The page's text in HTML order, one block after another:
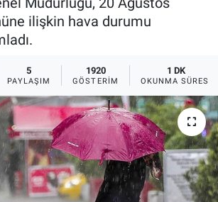
ilişkin hava durumu
5
PAYLAŞIM
1920
GÖSTERIM
1 DK
OKUNMA SÜRESI
Haberleri